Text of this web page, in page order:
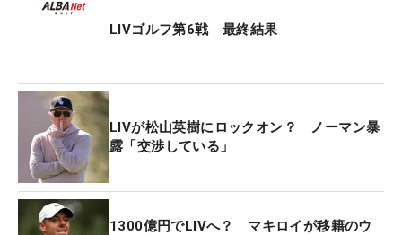
LIVゴルフ第6戦 最終結果
LIVが松山英樹にロックオン？ ノーマン暴
露「交渉している」
1300億円でLIVへ？ マキロイが移籍のウ